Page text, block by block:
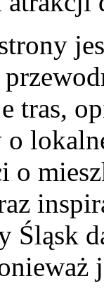
tras,
o
Śląsk